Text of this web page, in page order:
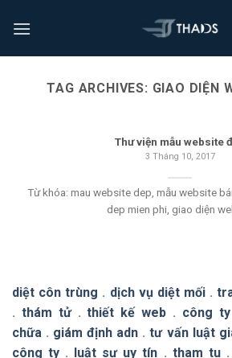
TAG ARCHIVES: GIAO DIỆN
Thư viện mẫu website
3 Tháng 10, 2017
Từ khóa: mau website dep, mẫu website
dep mien phi, giao diện
diệt côn trùng . dịch vụ diệt mối .
. thám tử.thiết kế web . công
chữa . giám định adn .tư vấn luật
công ty . luật sư uy tín . tham tu.